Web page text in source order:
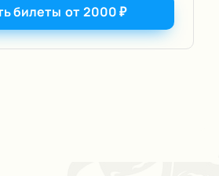
билеты от2000₽